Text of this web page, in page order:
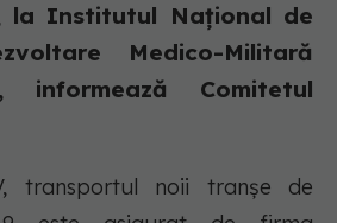
la Institutul Național de
Medico-Militară
informează Comitetul
transportul noii tranșe de